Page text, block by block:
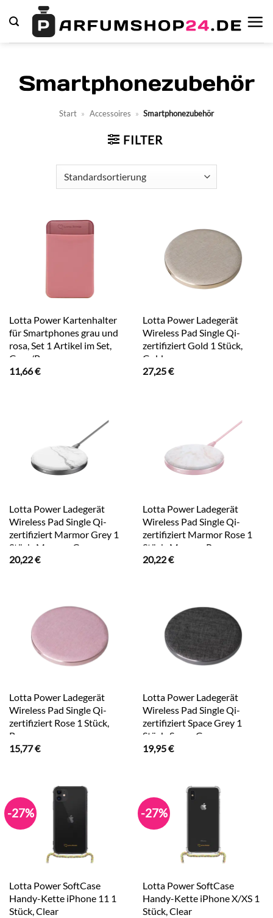
Inhalt
springen
Smartphonezubehör
Start » Accessoires » Smartphonezubehör
FILTER
Lotta Power Kartenhalter
für Smartphones grau und
rosa, Set 1 Artikel im Set,
Grau/Rosa
11,66€
Lotta Power Ladegerät
Wireless Pad Single Qi-
zertifiziert Gold 1 Stück,
Gold
27,25€
Lotta Power Ladegerät
Wireless Pad Single Qi-
zertifiziert Marmor Grey 1
Stück, Marmor Grey
20,22€
Lotta Power Ladegerät
Wireless Pad Single Qi-
zertifiziert Marmor Rose 1
Stück, Marmor Rose
20,22€
Lotta Power Ladegerät
Wireless Pad Single Qi-
zertifiziert Rose 1 Stück,
Rose
15,77€
Lotta Power Ladegerät
Wireless Pad Single Qi-
zertifiziert Space Grey 1
Stück, Space Grey
19,95€
-27%
Lotta Power SoftCase
Handy-Kette iPhone 11 1
Stück, Clear
-27%
Lotta Power SoftCase
Handy-Kette iPhone X/XS 1
Stück, Clear